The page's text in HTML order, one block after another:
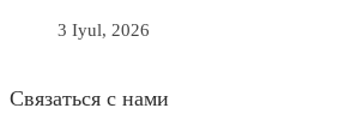
3 Iyul, 2026
Связаться с нами